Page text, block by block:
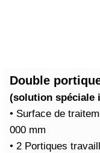
Double
(solution spéciale
• Surface de
000 mm
• 2 Portiques